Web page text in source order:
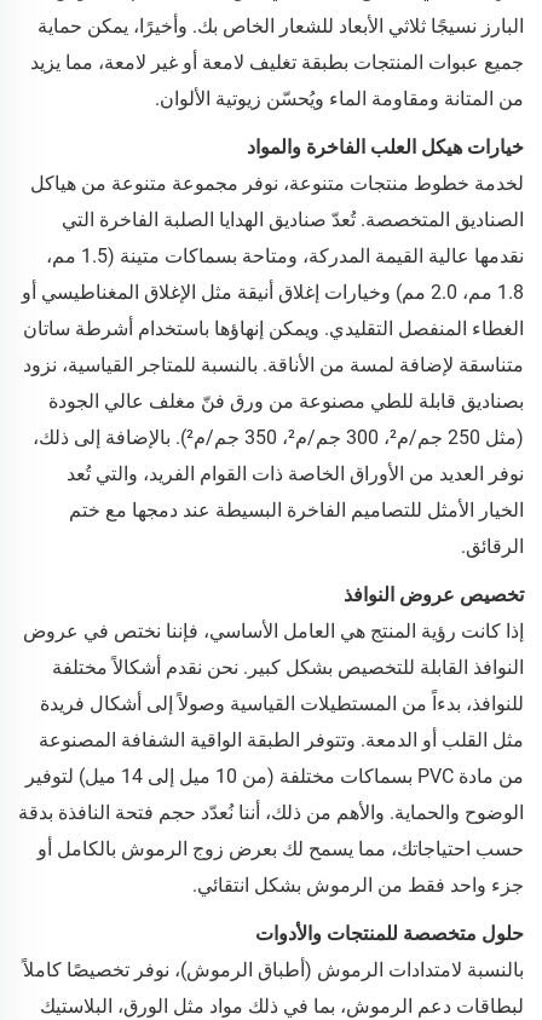
البارز نسيجًا ثلاثي الأبعاد للشعار الخاص بك. وأخيرًا، يمكن حماية
جميع عبوات المنتجات بطبقة تغليف لامعة أو غير لامعة، مما يزيد
من المتانة ومقاومة الماء ويُحسّن زيوتية الألوان.
خيارات هيكل العلب الفاخرة والمواد
لخدمة خطوط منتجات متنوعة، نوفر مجموعة متنوعة من هياكل
الصناديق المتخصصة. تُعدّ صناديق الهدايا الصلبة الفاخرة التي
نقدمها عالية القيمة المدركة، ومتاحة بسماكات متينة (1.5 مم،
1.8 مم، 2.0 مم) وخيارات إغلاق أنيقة مثل الإغلاق المغناطيسي أو
الغطاء المنفصل التقليدي. ويمكن إنهاؤها باستخدام أشرطة ساتان
متناسقة لإضافة لمسة من الأناقة. بالنسبة للمتاجر القياسية، نزود
بصناديق قابلة للطي مصنوعة من ورق فنّ مغلف عالي الجودة
(مثل 250 جم/م²، 300 جم/م²، 350 جم/م²). بالإضافة إلى ذلك،
نوفر العديد من الأوراق الخاصة ذات القوام الفريد، والتي تُعد
الخيار الأمثل للتصاميم الفاخرة البسيطة عند دمجها مع ختم
الرقائق.
تخصيص عروض النوافذ
إذا كانت رؤية المنتج هي العامل الأساسي، فإننا نختص في عروض
النوافذ القابلة للتخصيص بشكل كبير. نحن نقدم أشكالاً مختلفة
للنوافذ، بدءاً من المستطيلات القياسية وصولاً إلى أشكال فريدة
مثل القلب أو الدمعة. وتتوفر الطبقة الواقية الشفافة المصنوعة
من مادة PVC بسماكات مختلفة (من 10 ميل إلى 14 ميل) لتوفير
الوضوح والحماية. والأهم من ذلك، أننا نُعدّد حجم فتحة النافذة بدقة
حسب احتياجاتك، مما يسمح لك بعرض زوج الرموش بالكامل أو
جزء واحد فقط من الرموش بشكل انتقائي.
حلول متخصصة للمنتجات والأدوات
بالنسبة لامتدادات الرموش (أطباق الرموش)، نوفر تخصيصًا كاملاً
لبطاقات دعم الرموش، بما في ذلك مواد مثل الورق، البلاستيك